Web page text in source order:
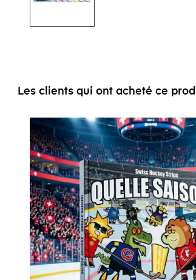
Les clients qui ont acheté ce